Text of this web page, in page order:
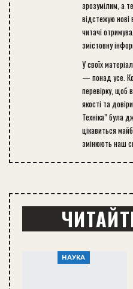
зрозумілим, а
відстежую
читачі
змістовну
У своїх
— понад усе.
перевірку, щоб
якості та
Техніка” була
цікавиться
змінюють наш
НАУКА